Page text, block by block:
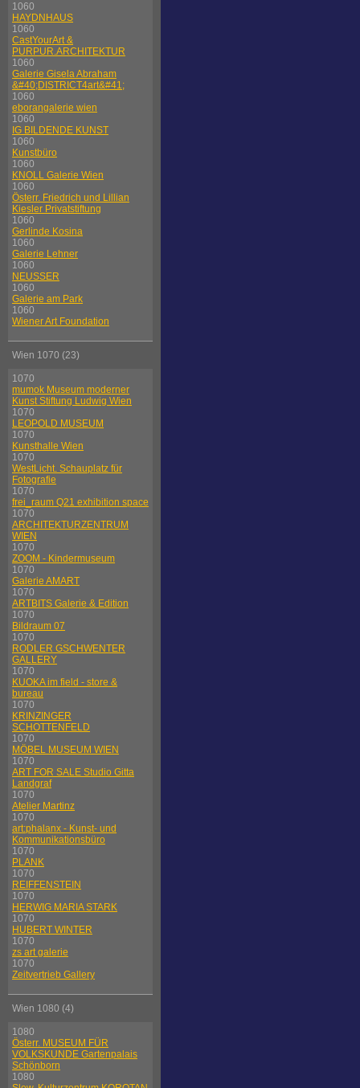
1060
HAYDNHAUS
1060
CastYourArt &
PURPUR.ARCHITEKTUR
1060
Galerie Gisela Abraham
&#40;DISTRICT4art&#41;
1060
eborangalerie wien
1060
IG BILDENDE KUNST
1060
Kunstbüro
1060
KNOLL Galerie Wien
1060
Österr. Friedrich und Lillian
Kiesler Privatstiftung
1060
Gerlinde Kosina
1060
Galerie Lehner
1060
NEUSSER
1060
Galerie am Park
1060
Wiener Art Foundation
Wien 1070 (23)
1070
mumok Museum moderner
Kunst Stiftung Ludwig Wien
1070
LEOPOLD MUSEUM
1070
Kunsthalle Wien
1070
WestLicht. Schauplatz für
Fotografie
1070
frei_raum Q21 exhibition space
1070
ARCHITEKTURZENTRUM
WIEN
1070
ZOOM - Kindermuseum
1070
Galerie AMART
1070
ARTBITS Galerie & Edition
1070
Bildraum 07
1070
RODLER GSCHWENTER
GALLERY
1070
KUOKA im field - store &
bureau
1070
KRINZINGER
SCHOTTENFELD
1070
MÖBEL MUSEUM WIEN
1070
ART FOR SALE Studio Gitta
Landgraf
1070
Atelier Martinz
1070
art:phalanx - Kunst- und
Kommunikationsbüro
1070
PLANK
1070
REIFFENSTEIN
1070
HERWIG MARIA STARK
1070
HUBERT WINTER
1070
zs art galerie
1070
Zeitvertrieb Gallery
Wien 1080 (4)
1080
Österr. MUSEUM FÜR
VOLKSKUNDE Gartenpalais
Schönborn
1080